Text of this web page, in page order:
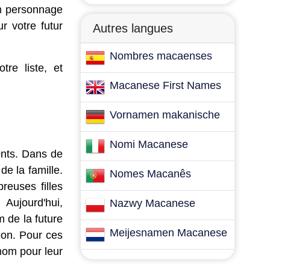
personnage
votre futur
liste, et
Dans de
la famille.
filles
de la future
Pour ces
pour leur
Autres langues
Nombres macaenses
Macanese First Names
Vornamen makanische
Nomi Macanese
Nomes Macanês
Nazwy Macanese
Meijesnamen Macanese